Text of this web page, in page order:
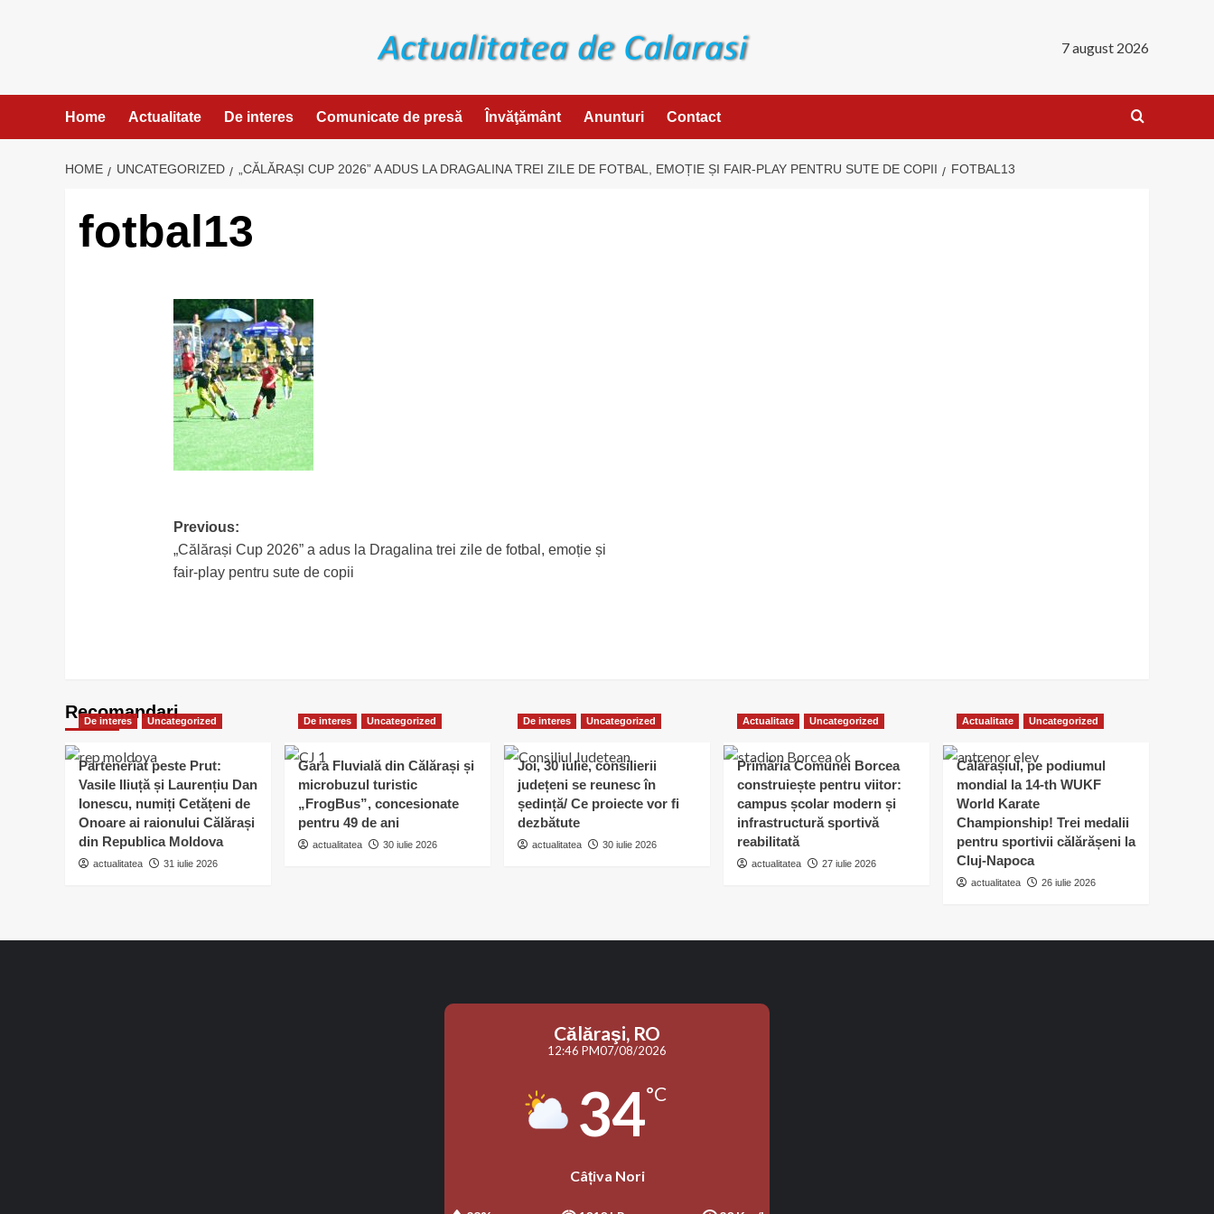
7 august 2026
Home Actualitate De interes Comunicate de presă Învăţământ Anunturi Contact
HOME UNCATEGORIZED „CĂLĂRAȘI CUP 2026” A ADUS LA DRAGALINA TREI ZILE DE FOTBAL, EMOȚIE ȘI FAIR-PLAY PENTRU SUTE DE COPII FOTBAL13
fotbal13
Post
navigation
Previous:
„Călărași Cup 2026” a adus la Dragalina trei zile de fotbal, emoție și
fair-play pentru sute de copii
Recomandari
De interes Uncategorized
Parteneriat peste Prut:
Vasile Iliuță și Laurențiu Dan
Ionescu, numiți Cetățeni de
Onoare ai raionului Călărași
din Republica Moldova
actualitatea 31 iulie 2026
De interes Uncategorized
Gara Fluvială din Călărași și
microbuzul turistic
„FrogBus”, concesionate
pentru 49 de ani
actualitatea 30 iulie 2026
De interes Uncategorized
Joi, 30 iulie, consilierii
județeni se reunesc în
ședință/ Ce proiecte vor fi
dezbătute
actualitatea 30 iulie 2026
Actualitate Uncategorized
Primăria Comunei Borcea
construiește pentru viitor:
campus școlar modern și
infrastructură sportivă
reabilitată
actualitatea 27 iulie 2026
Actualitate Uncategorized
Călărașiul, pe podiumul
mondial la 14-th WUKF
World Karate
Championship! Trei medalii
pentru sportivii călărășeni la
Cluj-Napoca
actualitatea 26 iulie 2026
Călăraşi, RO
12:46 PM07/08/2026
34°C
Câțiva Nori